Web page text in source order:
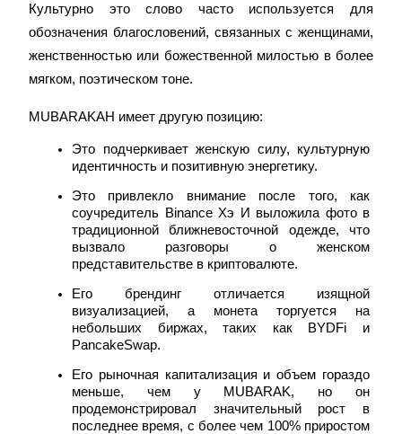
Культурно это слово часто используется для
обозначения благословений, связанных с женщинами,
женственностью или божественной милостью в более
мягком, поэтическом тоне.
MUBARAKAH имеет другую позицию:
Это подчеркивает женскую силу, культурную
идентичность и позитивную энергетику.
Это привлекло внимание после того, как
соучредитель Binance Хэ И выложила фото в
традиционной ближневосточной одежде, что
вызвало разговоры о женском
представительстве в криптовалюте.
Его брендинг отличается изящной
визуализацией, а монета торгуется на
небольших биржах, таких как BYDFi и
PancakeSwap.
Его рыночная капитализация и объем гораздо
меньше, чем у MUBARAK, но он
продемонстрировал значительный рост в
последнее время, с более чем 100% приростом